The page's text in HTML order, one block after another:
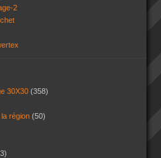
2
30X30 (358)
région (50)